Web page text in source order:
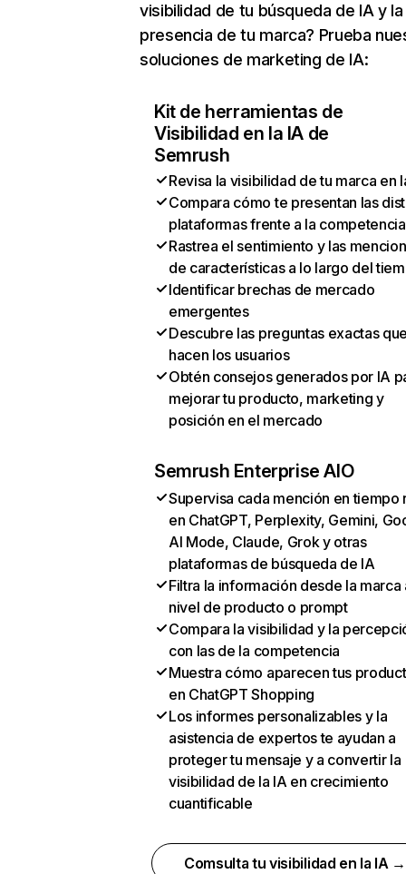
visibilidad de tu búsqueda de IA y la
presencia de tu marca? Prueba
soluciones de marketing de IA:
Kit de herramientas de
Visibilidad en la IA de
Semrush
Revisa la visibilidad de tu marca en
Compara cómo te presentan las
plataformas frente a la competencia
Rastrea el sentimiento y las
de características a lo largo del
Identificar brechas de mercado
emergentes
Descubre las preguntas exactas
hacen los usuarios
Obtén consejos generados por IA
mejorar tu producto, marketing y
posición en el mercado
Semrush Enterprise AIO
Supervisa cada mención en tiempo
en ChatGPT, Perplexity, Gemini,
AI Mode, Claude, Grok y otras
plataformas de búsqueda de IA
Filtra la información desde la marca
nivel de producto o prompt
Compara la visibilidad y la
con las de la competencia
Muestra cómo aparecen tus
en ChatGPT Shopping
Los informes personalizables y la
asistencia de expertos te ayudan a
proteger tu mensaje y a convertir la
visibilidad de la IA en crecimiento
cuantificable
Comsulta tu visibilidad en la IA →